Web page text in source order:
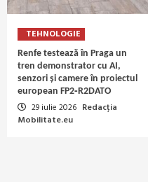
TEHNOLOGIE
Renfe testează în Praga un
tren demonstrator cu AI,
senzori și camere în proiectul
european FP2‑R2DATO
29 iulie 2026 Redacția
Mobilitate.eu